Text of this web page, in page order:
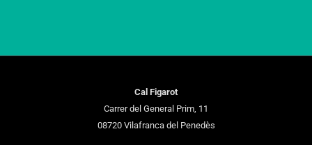
Cal Figarot
Carrer del General Prim, 11
08720 Vilafranca del Penedès